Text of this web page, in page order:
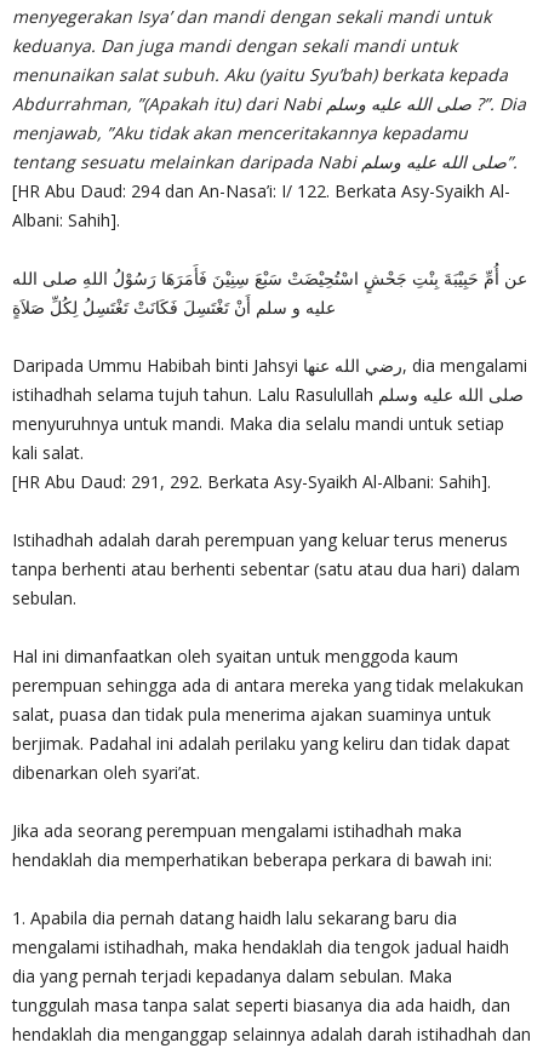
menyegerakan Isya’ dan mandi dengan sekali mandi untuk
keduanya. Dan juga mandi dengan sekali mandi untuk
menunaikan salat subuh. Aku (yaitu Syu’bah) berkata kepada
Abdurrahman, ”(Apakah itu) dari Nabi صلى الله عليه وسلم ?”. Dia
menjawab, ”Aku tidak akan menceritakannya kepadamu
tentang sesuatu melainkan daripada Nabi صلى الله عليه وسلم”.
[HR Abu Daud: 294 dan An-Nasa’i: I/ 122. Berkata Asy-Syaikh Al-
Albani: Sahih].
عن أُمِّ حَبِيْبَةَ بِنْتِ جَحْشٍ اسْتُحِيْضَتْ سَبْعَ سِنِيْنَ فَأَمَرَهَا رَسُوْلُ اللهِ صلى الله
عليه و سلم أَنْ تَغْتَسِلَ فَكَانَتْ تَغْتَسِلُ لِكُلِّ صَلاَةٍ
Daripada Ummu Habibah binti Jahsyi رضي الله عنها, dia mengalami
istihadhah selama tujuh tahun. Lalu Rasulullah صلى الله عليه وسلم
menyuruhnya untuk mandi. Maka dia selalu mandi untuk setiap
kali salat.
[HR Abu Daud: 291, 292. Berkata Asy-Syaikh Al-Albani: Sahih].
Istihadhah adalah darah perempuan yang keluar terus menerus
tanpa berhenti atau berhenti sebentar (satu atau dua hari) dalam
sebulan.
Hal ini dimanfaatkan oleh syaitan untuk menggoda kaum
perempuan sehingga ada di antara mereka yang tidak melakukan
salat, puasa dan tidak pula menerima ajakan suaminya untuk
berjimak. Padahal ini adalah perilaku yang keliru dan tidak dapat
dibenarkan oleh syari’at.
Jika ada seorang perempuan mengalami istihadhah maka
hendaklah dia memperhatikan beberapa perkara di bawah ini:
1. Apabila dia pernah datang haidh lalu sekarang baru dia
mengalami istihadhah, maka hendaklah dia tengok jadual haidh
dia yang pernah terjadi kepadanya dalam sebulan. Maka
tunggulah masa tanpa salat seperti biasanya dia ada haidh, dan
hendaklah dia menganggap selainnya adalah darah istihadhah dan